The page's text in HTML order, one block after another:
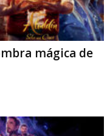
mágica de